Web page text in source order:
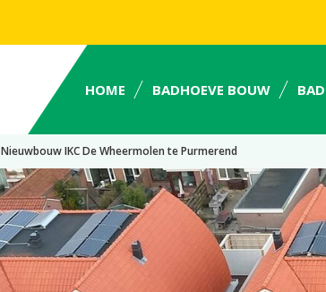
HOME BADHOEVE BOUW
Nieuwbouw IKC De Wheermolen te Purmerend